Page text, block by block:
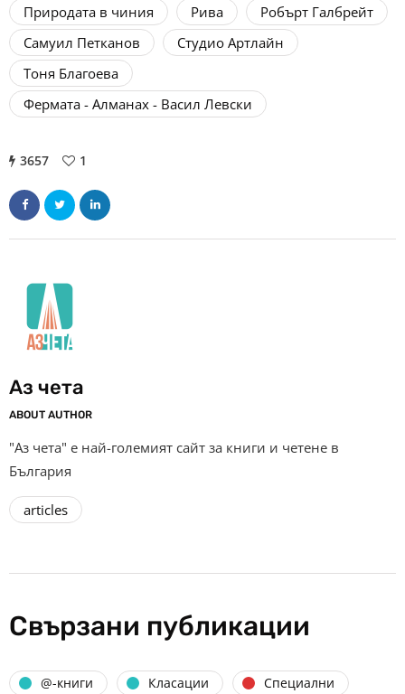
Природата в чиния
Рива
Робърт Галбрейт
Самуил Петканов
Студио Артлайн
Тоня Благоева
Фермата - Алманах - Васил Левски
3657 1
Аз чета
ABOUT AUTHOR
"Аз чета" е най-големият сайт за книги и четене в
България
articles
Свързани публикации
@-книги Класации Специални